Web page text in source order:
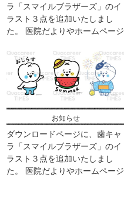
ラ「スマイルブラザーズ」のイ
ラスト３点を追加いたしまし
た。 医院だよりやホームページ
ァイルでの配布となります。画
像はPNG形式となります。 ※素
材として使用す […]
お知らせ
ダウンロードページに、歯キャ
ラ「スマイルブラザーズ」のイ
ラスト３点を追加いたしまし
た。 医院だよりやホームページ